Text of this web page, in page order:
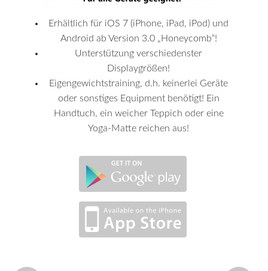
Erhältlich für iOS 7 (iPhone, iPad, iPod) und
Android ab Version 3.0 „Honeycomb“!
Unterstützung verschiedenster
Displaygrößen!
Eigengewichtstraining, d.h. keinerlei Geräte
oder sonstiges Equipment benötigt! Ein
Handtuch, ein weicher Teppich oder eine
Yoga-Matte reichen aus!